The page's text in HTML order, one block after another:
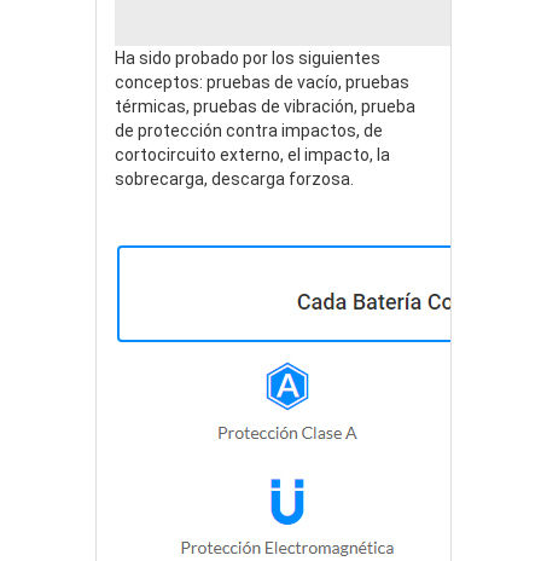
Ha sido probado por los siguientes
conceptos: pruebas de vacío, pruebas
térmicas, pruebas de vibración, prueba
de protección contra impactos, de
cortocircuito externo, el impacto, la
sobrecarga, descarga forzosa.